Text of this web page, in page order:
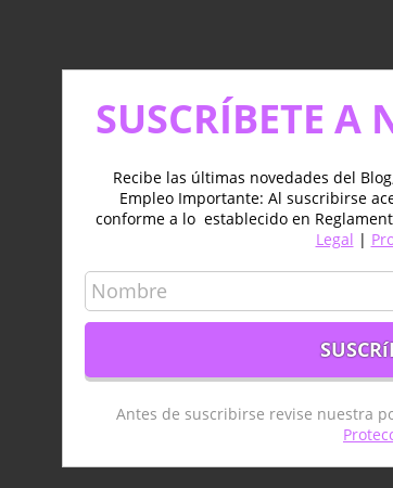
SUSCRÍBETE A
Recibe las últimas novedades del
Empleo Importante: Al suscribirse
conforme a lo establecido en
Legal |
Antes de suscribirse revise nuestra